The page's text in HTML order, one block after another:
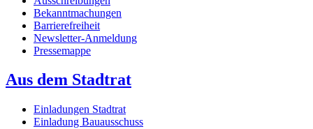
Bekanntmachungen
Barrierefreiheit
Newsletter-Anmeldung
Pressemappe
Aus dem Stadtrat
Einladungen Stadtrat
Einladung Bauausschuss